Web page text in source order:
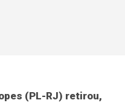
(PL-RJ) retirou,